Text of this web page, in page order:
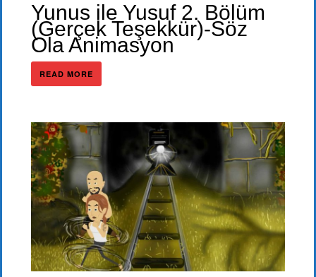
Yunus ile Yusuf 2. Bölüm
(Gerçek Teşekkür)-Söz
Ola Animasyon
READ MORE